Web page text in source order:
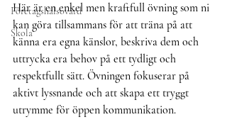
Företagshälsovård
Skola
Här är en enkel men kraftfull övning som ni
kan göra tillsammans för att träna på att
känna era egna känslor, beskriva dem och
uttrycka era behov på ett tydligt och
respektfullt sätt. Övningen fokuserar på
aktivt lyssnande och att skapa ett tryggt
utrymme för öppen kommunikation.